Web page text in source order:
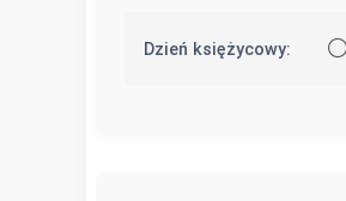
Dzień księżycowy: ⚪